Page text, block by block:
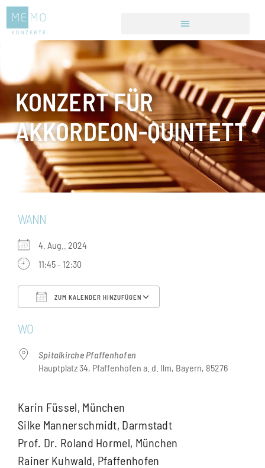
KONZERT FÜR
AKKORDEON-QUINTETT
WANN
4. Aug.. 2024
11:45 - 12:30
ZUM KALENDER HINZUFÜGEN
WO
Spitalkirche Pfaffenhofen
Hauptplatz 34, Pfaffenhofen a. d. Ilm, Bayern, 85276
Karin Füssel, München
Silke Mannerschmidt, Darmstadt
Prof. Dr. Roland Hormel, München
Rainer Kuhwald, Pfaffenhofen